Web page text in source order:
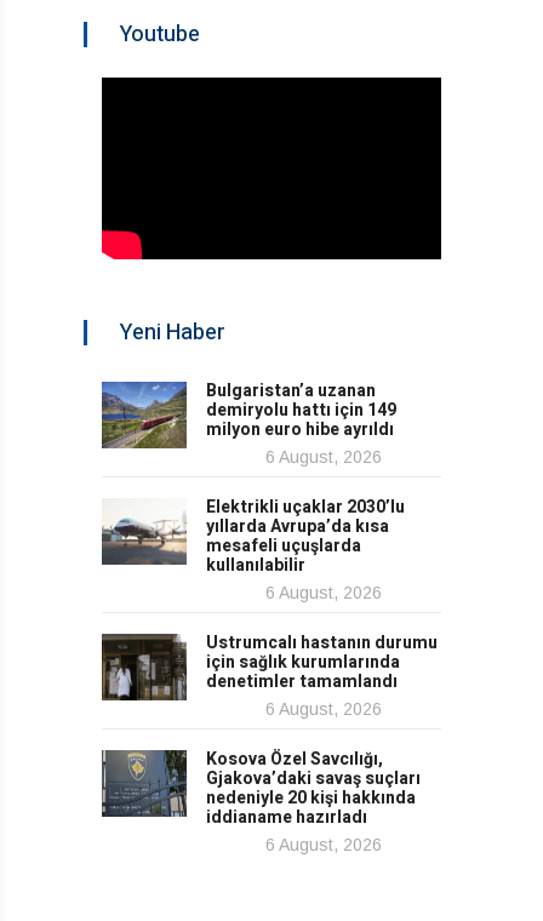
Youtube
Yeni Haber
Bulgaristan’a uzanan
demiryolu hattı için 149
milyon euro hibe ayrıldı
6 August, 2026
Elektrikli uçaklar 2030’lu
yıllarda Avrupa’da kısa
mesafeli uçuşlarda
kullanılabilir
6 August, 2026
Ustrumcalı hastanın durumu
için sağlık kurumlarında
denetimler tamamlandı
6 August, 2026
Kosova Özel Savcılığı,
Gjakova’daki savaş suçları
nedeniyle 20 kişi hakkında
iddianame hazırladı
6 August, 2026